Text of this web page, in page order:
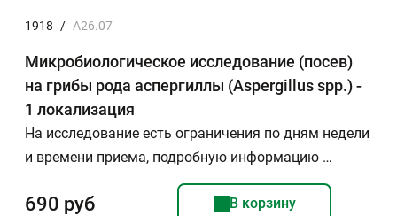
1918 / А26.07
Микробиологическое исследование (посев)
на грибы рода аспергиллы (Aspergillus spp.) -
1 локализация
На исследование есть ограничения по дням недели
и времени приема, подробную информацию …
690 руб В корзину